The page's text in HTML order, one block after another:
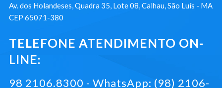
Av. dos Holandeses, Quadra 35, Lote 08, Calhau, São Luís - MA
CEP 65071-380
TELEFONE ATENDIMENTO ON-
LINE:
98 2106.8300 - WhatsApp: (98) 2106-